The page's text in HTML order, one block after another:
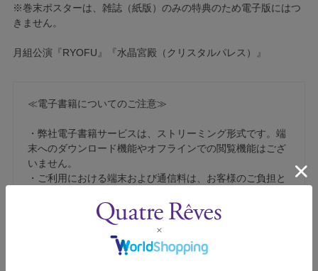
※巻末ポスターは、雑誌（紙版）のみの特典のため電子版にはつ
きません。
月組公演『RYOFU』『水晶宮殿（クリスタルパレス）』
≪電子書籍についてのご注意≫
・弊社電子書籍サービスは、ストリーミング形式です。端
末へのダウンロード機能やオフラインでの閲覧機能はござ
いません。
・ご利用における端末および通信料は、お客様のご負担と
・従量課金ではないインターネット接続やWi-Fi環境でのご
利用をおすすめいたします。
ebooksタカラヅカ サンプルページ
で閲覧できるかを必ずご確認ください。